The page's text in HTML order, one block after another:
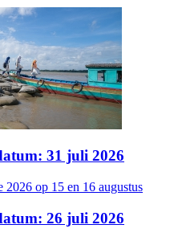
31 juli 2026
op 15 en 16 augustus
26 juli 2026